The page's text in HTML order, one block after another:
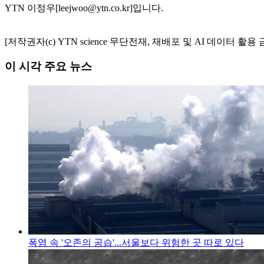
YTN 이정우[leejwoo@ytn.co.kr]입니다.
[저작권자(c) YTN science 무단전재, 재배포 및 AI 데이터 활용
이 시각 주요 뉴스
폭염 속 '오존의 공습'...서울보다 위험한 곳 따로 있다